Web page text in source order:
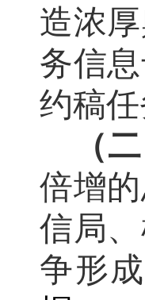
造浓
务信
约稿
（
倍增
信局
争形